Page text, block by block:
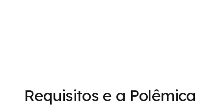
Requisitos e a Polêmica